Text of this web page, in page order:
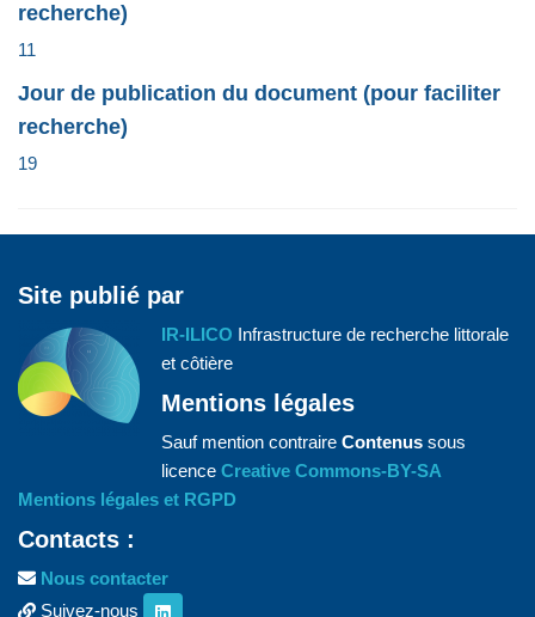
recherche)
11
Jour de publication du document (pour faciliter
recherche)
19
Site publié par
IR-ILICO Infrastructure de recherche littorale
et côtière
Mentions légales
Sauf mention contraire Contenus sous
licence Creative Commons-BY-SA
Mentions légales et RGPD
Contacts :
Nous contacter
Suivez-nous